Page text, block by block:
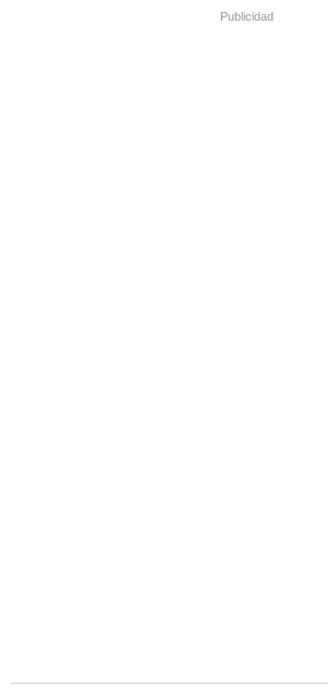
Publicidad